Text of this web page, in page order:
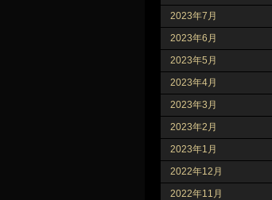
2023年7月
2023年6月
2023年5月
2023年4月
2023年3月
2023年2月
2023年1月
2022年12月
2022年11月